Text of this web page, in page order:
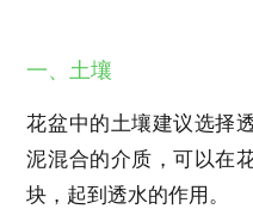
一、土壤
花盆中的土壤建议选择
泥混合的介质，可以在
块，起到透水的作用。